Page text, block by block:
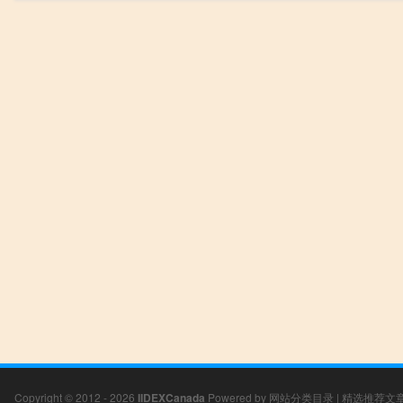
Copyright © 2012 - 2026 IIDEXCanada Powered by 网站分类目录 | 精选推荐文